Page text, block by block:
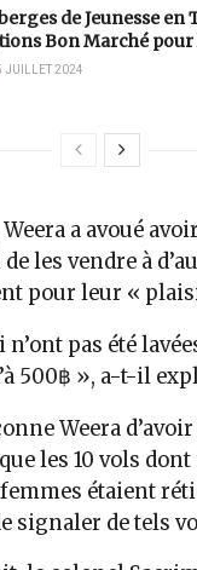
de Jeunesse en
Bon Marché pour
JUILLET 2024
a avoué
les vendre à
pour leur «
n’ont pas été
500฿ », a-t-il
Weera
les 10 vols
étaient
signaler de tels